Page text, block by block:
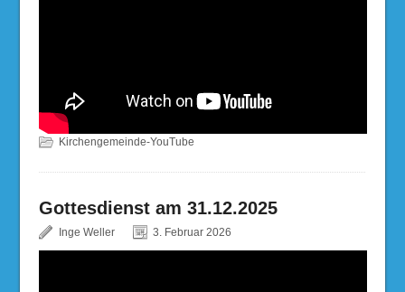
Kirchengemeinde-YouTube
Gottesdienst am 31.12.2025
Inge Weller 3. Februar 2026